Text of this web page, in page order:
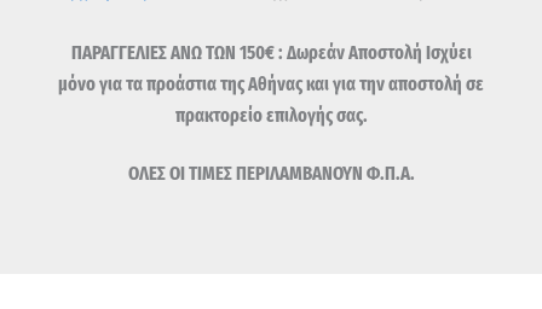
ΠΑΡΑΓΓΕΛΙΕΣ ΑΝΩ ΤΩΝ 150€ : Δωρεάν Αποστολή Ισχύει
μόνο για τα προάστια της Αθήνας και για την αποστολή σε
πρακτορείο επιλογής σας.
ΟΛΕΣ ΟΙ ΤΙΜΕΣ ΠΕΡΙΛΑΜΒΑΝΟΥΝ Φ.Π.Α.